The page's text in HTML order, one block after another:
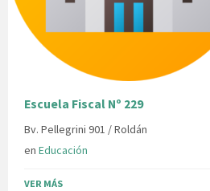
Escuela Fiscal Nº 229
Bv. Pellegrini 901 / Roldán
en Educación
VER MÁS